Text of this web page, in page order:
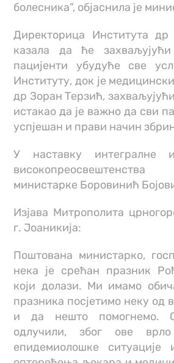
болесника”, објаснила је
Директорица Института
казала да ће захваљујући
пацијенти убудуће све
Институту, док је
др Зоран Терзић,
истакао да је важно да сви
успјешан и прави начин
У наставку интегралне
министарке Боровинић
Изјава Митрополита
г. Јоаникија:
Поштована министарко,
нека је срећан празник
који долази. Ми имамо
празника посјетимо неку од
и да нешто помогнемо.
одлучили, због ове врло
епидемиолошке ситуације